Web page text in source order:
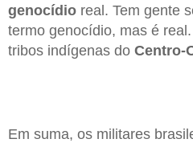
genocídio real. Tem gente
termo genocídio, mas é
tribos indígenas do Centro-
Em suma, os militares